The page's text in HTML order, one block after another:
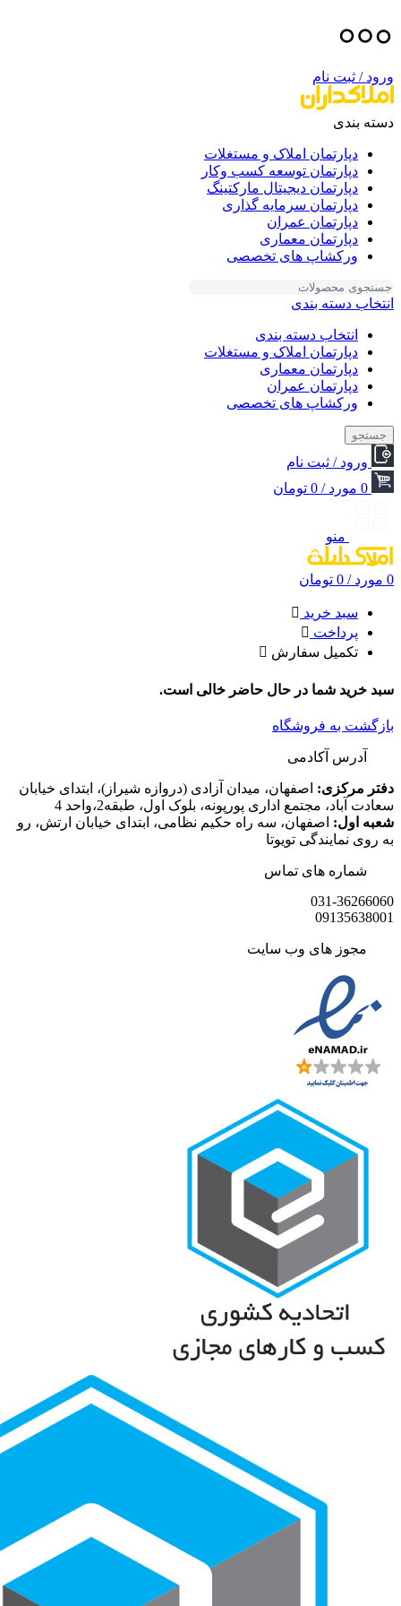
ورود / ثبت نام
دسته بندی
دپارتمان املاک و مستغلات
دپارتمان توسعه کسب وکار
دپارتمان دیجیتال مارکتینگ
دپارتمان سرمایه گذاری
دپارتمان عمران
دپارتمان معماری
ورکشاپ های تخصصی
انتخاب دسته بندی
انتخاب دسته بندی
دپارتمان املاک و مستغلات
دپارتمان معماری
دپارتمان عمران
ورکشاپ های تخصصی
جستجو
ورود / ثبت نام
0 مورد/
0 تومان
منو
0 مورد/
0 تومان
سبد خرید
پرداخت
تکمیل سفارش
سبد خرید شما در حال حاضر خالی است.
بازگشت به فروشگاه
آدرس آکادمی
دفتر مرکزی: اصفهان، میدان آزادی (دروازه شیراز)، ابتدای خیابان
سعادت آباد، مجتمع اداری پورپونه، بلوک اول، طبقه2،واحد 4
شعبه اول: اصفهان، سه راه حکیم نظامی، ابتدای خیابان ارتش، رو
به روی نمایندگی تویوتا
شماره های تماس
031-36266060
09135638001
مجوز های وب سایت